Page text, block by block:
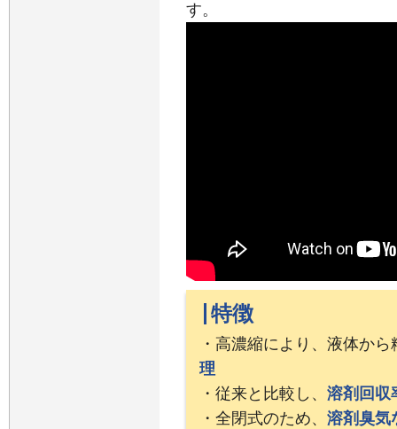
す。
特徴
・高濃縮により、液体か
理
・従来と比較し、 溶剤回収
・全閉式のため、 溶剤臭気